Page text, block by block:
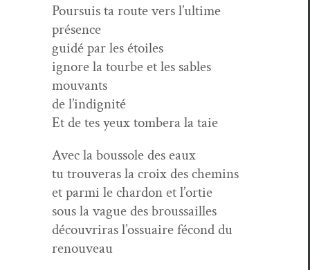
Pour­su­is ta route vers l’ultime
présence
guidé par les étoiles
ignore la tourbe et les sables
mouvants
de l’indignité
Et de tes yeux tombera la taie
Avec la bous­sole des eaux
tu trou­veras la croix des chemins
et par­mi le chardon et l’ortie
sous la vague des broussailles
décou­vri­ras l’ossuaire fécond du
renouveau